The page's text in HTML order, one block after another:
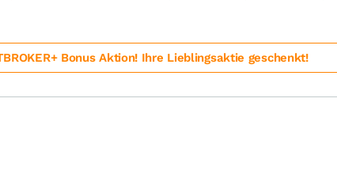
Bonus Aktion! Ihre Lieblingsaktie geschenkt!